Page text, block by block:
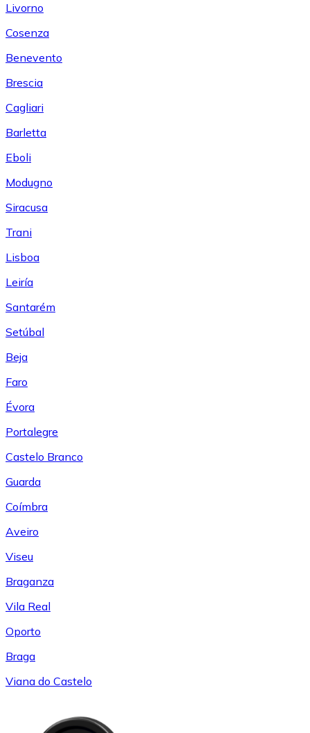
Livorno
Cosenza
Benevento
Brescia
Cagliari
Barletta
Eboli
Modugno
Siracusa
Trani
Lisboa
Leiría
Santarém
Setúbal
Beja
Faro
Évora
Portalegre
Castelo Branco
Guarda
Coímbra
Aveiro
Viseu
Braganza
Vila Real
Oporto
Braga
Viana do Castelo